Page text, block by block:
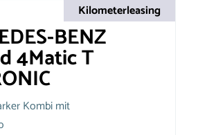
Kilometerleasing
BENZ
4Matic T
Kombi mit